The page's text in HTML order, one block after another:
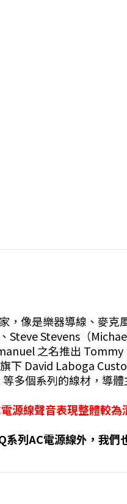
，像是樂器導線、麥
Steve Stevens（
之名推出 Tommy
下 David Laboga
多個系列的線材，導
源線聲音表現整體較
系列AC電源線外，我們